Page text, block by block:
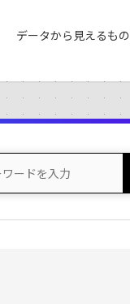
データから見えるもの